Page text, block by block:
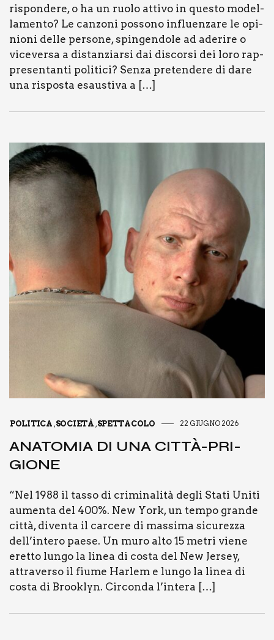
rispon­de­re, o ha un ruo­lo atti­vo in que­sto model­
la­men­to? Le can­zo­ni pos­so­no influen­za­re le opi­
nio­ni del­le per­so­ne, spin­gen­do­le ad ade­ri­re o
vice­ver­sa a distan­ziar­si dai discor­si dei loro rap­
pre­sen­tan­ti poli­ti­ci? Sen­za pre­ten­de­re di dare
una rispo­sta esau­sti­va a […]
POLITICA ,SOCIETÀ ,SPETTACOLO 22 GIUGNO 2026
ANA­TO­MIA DI UNA CIT­TÀ-PRI­
GIO­NE
“Nel 1988 il tas­so di cri­mi­na­li­tà degli Sta­ti Uni­ti
aumen­ta del 400%. New York, un tem­po gran­de
cit­tà, diven­ta il car­ce­re di mas­si­ma sicu­rez­za
dell’intero pae­se. Un muro alto 15 metri vie­ne
eret­to lun­go la linea di costa del New Jer­sey,
attra­ver­so il fiu­me Har­lem e lun­go la linea di
costa di Broo­klyn. Cir­con­da l’intera […]